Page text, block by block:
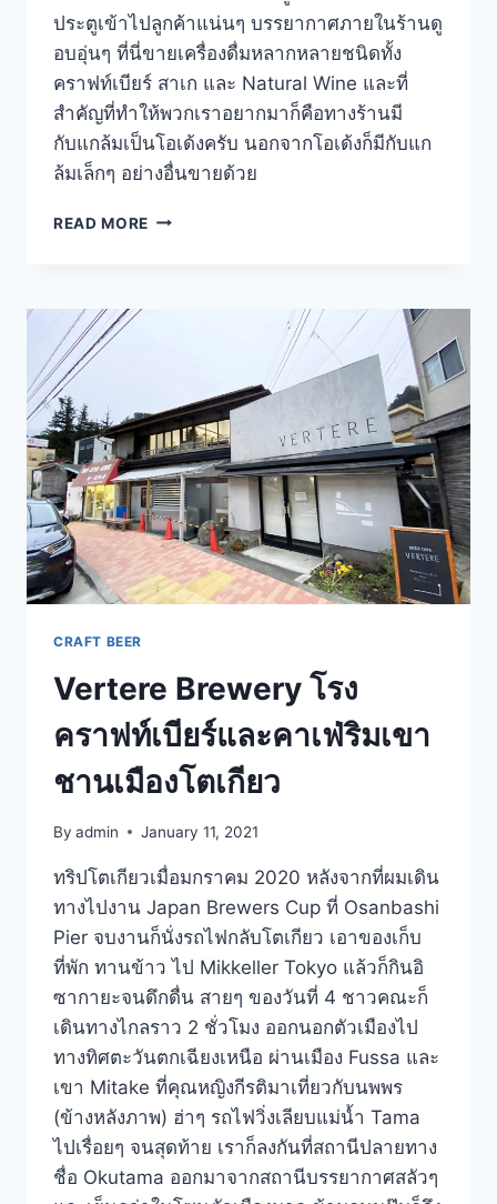
ประตูเข้าไปลูกค้าแน่นๆ บรรยากาศภายในร้านดู
อบอุ่นๆ ที่นี่ขายเครื่องดื่มหลากหลายชนิดทั้ง
คราฟท์เบียร์ สาเก และ Natural Wine และที่
สำคัญที่ทำให้พวกเราอยากมาก็คือทางร้านมี
กับแกล้มเป็นโอเด้งครับ นอกจากโอเด้งก็มีกับแก
ล้มเล็กๆ อย่างอื่นขายด้วย
READ MORE KARAKURI
เด้ง
สถานี
KANDA
โตเกียว
CRAFT BEER
Vertere Brewery โรง
คราฟท์เบียร์และคาเฟ่ริมเขา
ชานเมืองโตเกียว
By admin January 11, 2021
ทริปโตเกียวเมื่อมกราคม 2020 หลังจากที่ผมเดิน
ทางไปงาน Japan Brewers Cup ที่ Osanbashi
Pier จบงานก็นั่งรถไฟกลับโตเกียว เอาของเก็บ
ที่พัก ทานข้าว ไป Mikkeller Tokyo แล้วก็กินอิ
ซากายะจนดึกดื่น สายๆ ของวันที่ 4 ชาวคณะก็
เดินทางไกลราว 2 ชั่วโมง ออกนอกตัวเมืองไป
ทางทิศตะวันตกเฉียงเหนือ ผ่านเมือง Fussa และ
เขา Mitake ที่คุณหญิงกีรติมาเที่ยวกับนพพร
(ข้างหลังภาพ) ฮ่าๆ รถไฟวิ่งเลียบแม่น้ำ Tama
ไปเรื่อยๆ จนสุดท้าย เราก็ลงกันที่สถานีปลายทาง
ชื่อ Okutama ออกมาจากสถานีบรรยากาศสลัวๆ